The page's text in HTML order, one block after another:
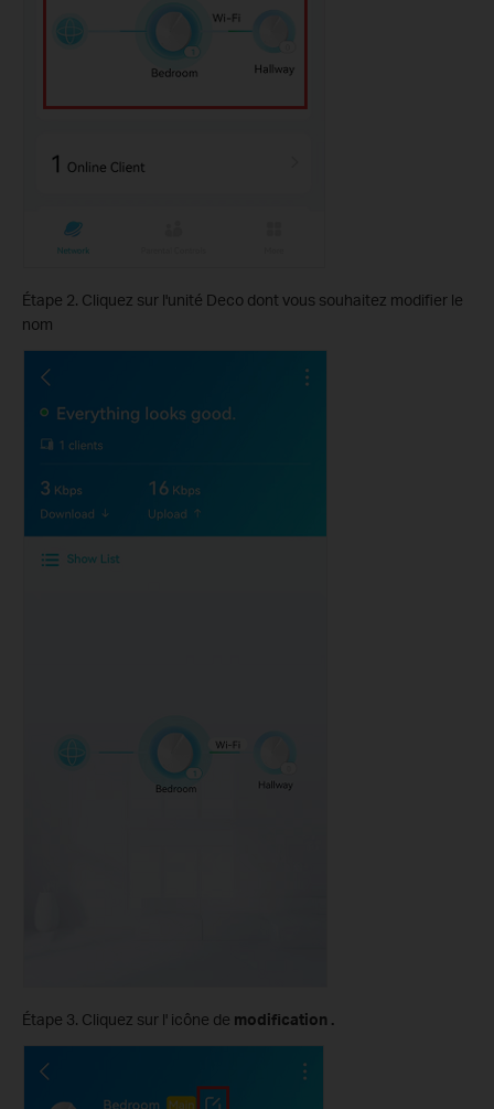
Étape 2. Cliquez sur l'unité Deco dont vous souhaitez modifier le
nom
Étape 3. Cliquez sur l' icône de modification .